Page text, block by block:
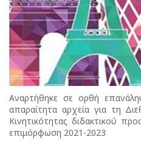
Αναρτήθηκε σε ορθή
απαραίτητα αρχεία για τη
Κινητικότητας διδακτικού
επιμόρφωση 2021-2023